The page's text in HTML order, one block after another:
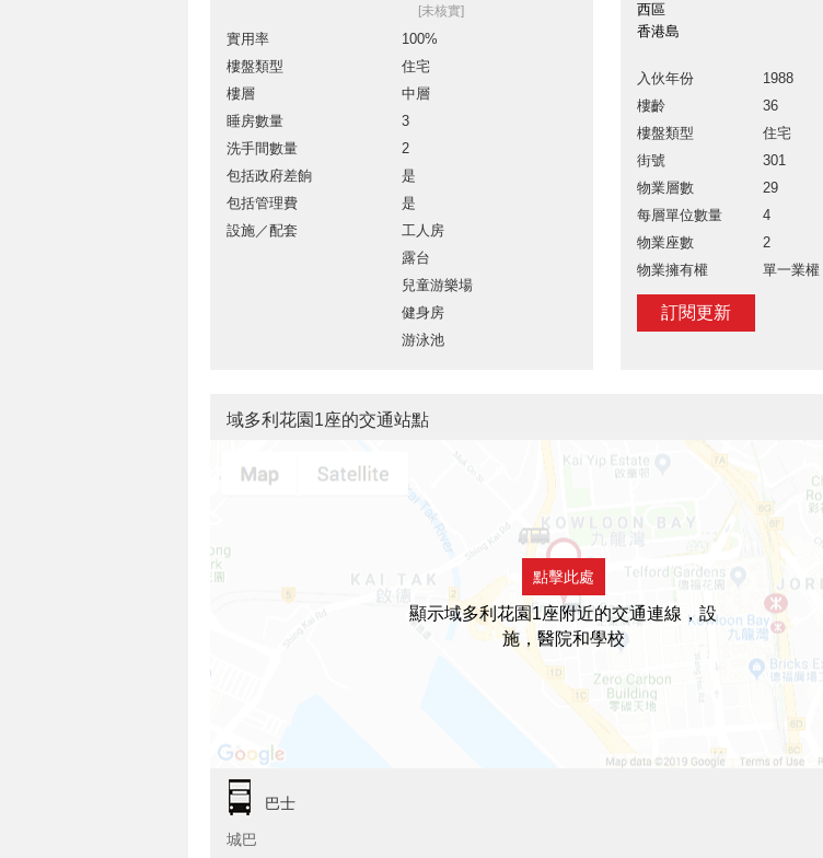
[未核實]
實用率
100%
樓盤類型
住宅
樓層
中層
睡房數量
3
洗手間數量
2
包括政府差餉
是
包括管理費
是
設施／配套
工人房
露台
兒童游樂場
健身房
游泳池
西區
香港島
入伙年份
1988
樓齡
36
樓盤類型
住宅
街號
301
物業層數
29
每層單位數量
4
物業座數
2
物業擁有權
單一業權
訂閱更新
域多利花園1座的交通站點
點擊此處
顯示域多利花園1座附近的交通連線，設
施，醫院和學校
巴士
城巴